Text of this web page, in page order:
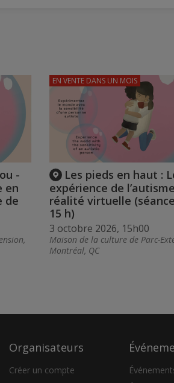
-
en
de
Les pieds en haut :
expérience de
réalité virtuelle
15 h)
3 octobre 2026, 15h00
Maison de la culture de Parc-
Montréal, QC
EN VENTE DANS UN MOIS
Organisateurs
Créer un compte